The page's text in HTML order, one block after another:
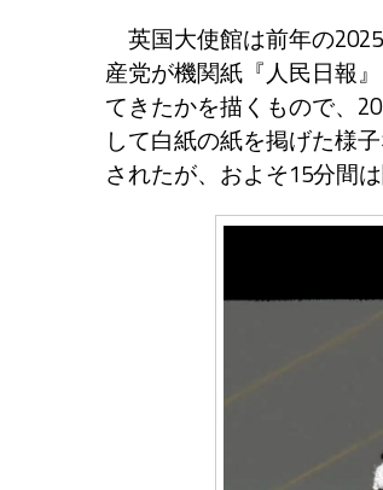
英国大使館は前年の
産党が機関紙『人民日報
てきたかを描くもので、
して白紙の紙を掲げた様
されたが、およそ15分間